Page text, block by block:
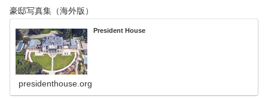
豪邸写真集（海外版）
President House
presidenthouse.org